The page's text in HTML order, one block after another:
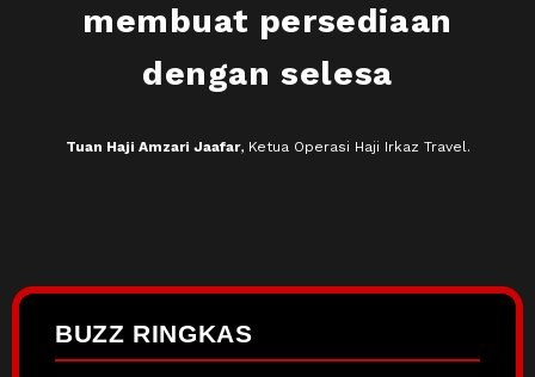
membuat persediaan
dengan selesa
Tuan Haji Amzari Jaafar, Ketua Operasi Haji Irkaz Travel.
BUZZ RINGKAS